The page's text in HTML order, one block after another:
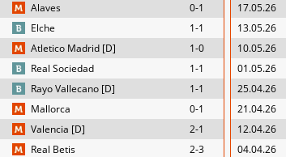
Alaves
0-1
Elche
1-1
Atletico Madrid [D]
1-0
Real Sociedad
1-1
Rayo Vallecano [D]
1-1
Mallorca
0-1
Valencia [D]
2-1
Real Betis 2-3
17.05.26
13.05.26
10.05.26
01.05.26
25.04.26
21.04.26
12.04.26
04.04.26